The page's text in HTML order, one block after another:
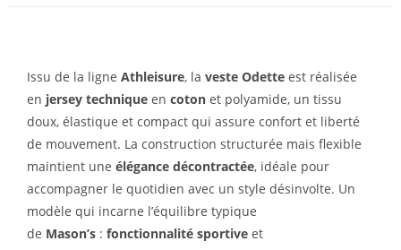
Issu de la ligne Athleisure, la veste Odette est réalisée
en jersey technique en coton et polyamide, un tissu
doux, élastique et compact qui assure confort et liberté
de mouvement. La construction structurée mais flexible
maintient une élégance décontractée, idéale pour
accompagner le quotidien avec un style désinvolte. Un
modèle qui incarne l’équilibre typique
de Mason’s : fonctionnalité sportive et